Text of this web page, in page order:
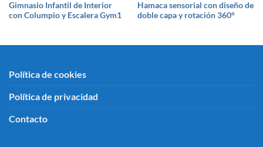
Gimnasio Infantil de Interior
con Columpio y Escalera Gym1
Hamaca sensorial con diseño de
doble capa y rotación 360°
Política de cookies
Política de privacidad
Contacto